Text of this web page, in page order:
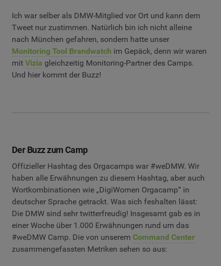
Ich war selber als DMW-Mitglied vor Ort und kann dem
Tweet nur zustimmen. Natürlich bin ich nicht alleine
nach München gefahren, sondern hatte unser
Monitoring Tool Brandwatch im Gepäck, denn wir waren
mit Vizia gleichzeitig Monitoring-Partner des Camps.
Und hier kommt der Buzz!
Der Buzz zum Camp
Offizieller Hashtag des Orgacamps war #weDMW. Wir
haben alle Erwähnungen zu diesem Hashtag, aber auch
Wortkombinationen wie „DigiWomen Orgacamp“ in
deutscher Sprache getrackt. Was sich feshalten lässt:
Die DMW sind sehr twitterfreudig! Insgesamt gab es in
einer Woche über 1.000 Erwähnungen rund um das
#weDMW Camp. Die von unserem Command Center
zusammengefassten Metriken sehen so aus: